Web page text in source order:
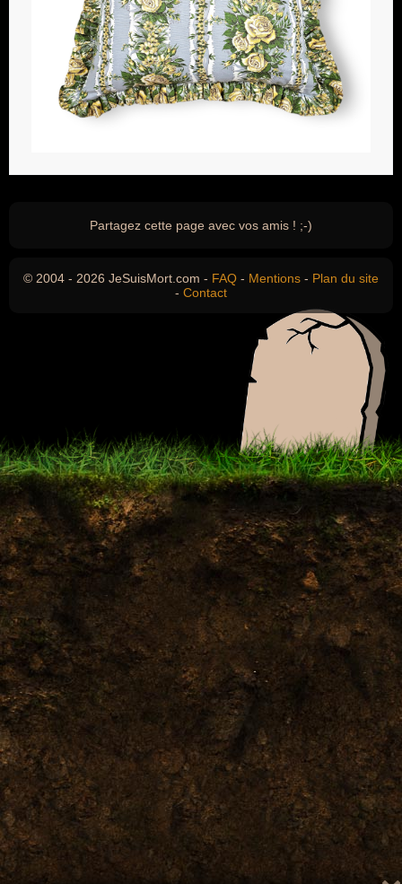
Partagez cette page avec vos amis ! ;-)
© 2004 - 2026 JeSuisMort.com - FAQ - Mentions - Plan du site
- Contact